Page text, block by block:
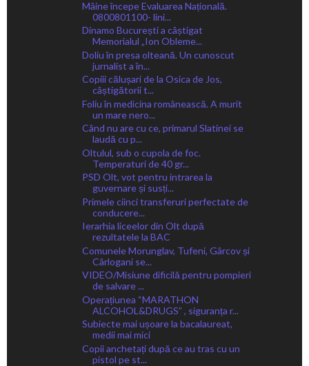
Mâine începe Evaluarea Națională.
0800801100- lini...
Dinamo București a câștigat
Memorialul „Ion Obleme...
Doliu în presa olteană. Un cunoscut
jurnalist a în...
Copiii călușari de la Osica de Jos,
câștigătorii t...
Foliu în medicina românească. A murit
un mare nero...
Când nu are cu ce, primarul Slatinei se
laudă cu p...
Oltulul, sub o cupola de foc.
Temperaturi de 40 gr...
PSD Olt, vot pentru intrarea la
guvernare și susți...
Primele ciinci transferuri perfectate de
conducere...
Ierarhia liceelor din Olt după
rezultatele la BAC
Comunele Morunglav, Tufeni, Gârcov și
Cârlogani se...
VIDEO/Misiune dificilă pentru pompieri
de salvare ...
Operațiunea “MARATHON
ALCOHOL&DRUGS” , siguranța r...
Subiecte mai ușoare la bacalaureat,
medii mai mici
Copii anchetați după ce au tras cu un
pistol pe st...